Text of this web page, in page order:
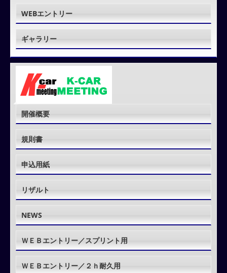
WEBエントリー
ギャラリー
開催概要
規則書
申込用紙
リザルト
NEWS
ＷＥＢエントリー／スプリント用
ＷＥＢエントリー／２ｈ耐久用